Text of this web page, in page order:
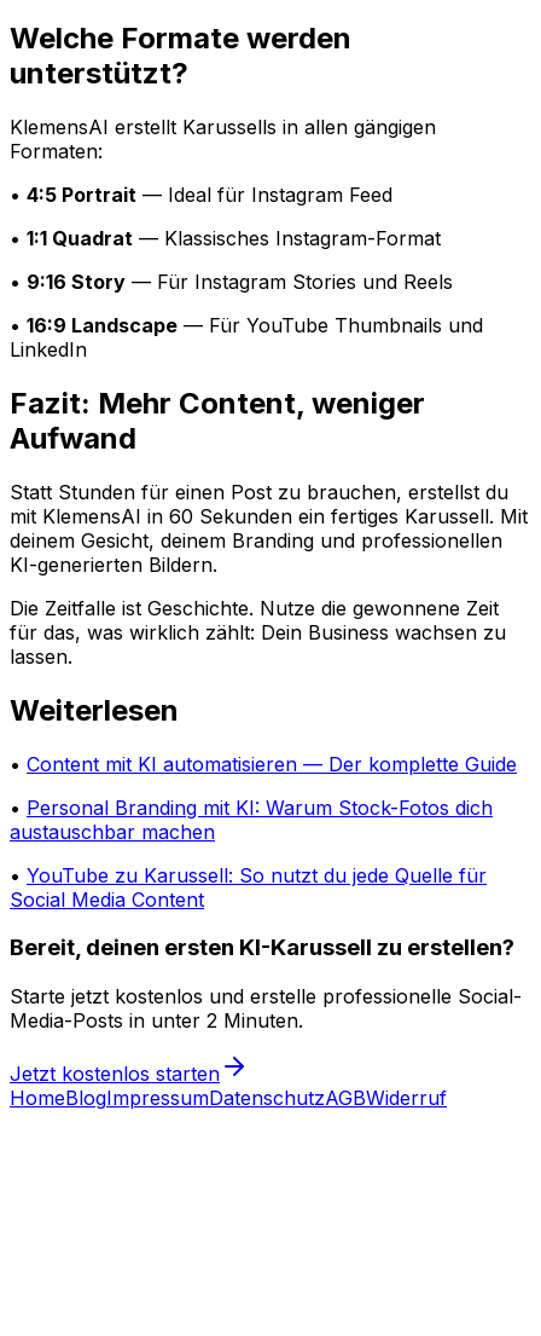
Welche Formate werden
unterstützt?
KlemensAI erstellt Karussells in allen gängigen
Formaten:
• 4:5 Portrait — Ideal für Instagram Feed
• 1:1 Quadrat — Klassisches Instagram-Format
• 9:16 Story — Für Instagram Stories und Reels
• 16:9 Landscape — Für YouTube Thumbnails und
LinkedIn
Fazit: Mehr Content, weniger
Aufwand
Statt Stunden für einen Post zu brauchen, erstellst du
mit KlemensAI in 60 Sekunden ein fertiges Karussell. Mit
deinem Gesicht, deinem Branding und professionellen
KI-generierten Bildern.
Die Zeitfalle ist Geschichte. Nutze die gewonnene Zeit
für das, was wirklich zählt: Dein Business wachsen zu
lassen.
Weiterlesen
• Content mit KI automatisieren — Der komplette Guide
• Personal Branding mit KI: Warum Stock-Fotos dich
austauschbar machen
• YouTube zu Karussell: So nutzt du jede Quelle für
Social Media Content
Bereit, deinen ersten KI-Karussell zu erstellen?
Starte jetzt kostenlos und erstelle professionelle Social-
Media-Posts in unter 2 Minuten.
Jetzt kostenlos starten
HomeBlogImpressumDatenschutzAGBWiderruf